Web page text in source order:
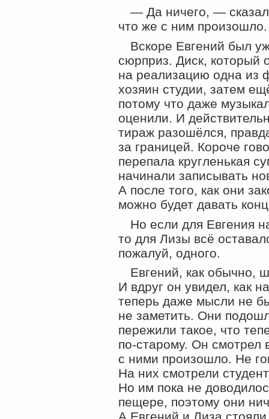
— Да ничего, —
что же с ним произошло.
Вскоре Евгений был
сюрприз. Диск, который
на реализацию одна из
хозяин студии, затем
потому что даже
оценили. И
тираж разошёлся,
за границей. Короче
перепала кругленькая
начинали записывать
А после того, как они
можно будет давать
Но если для Евгения
то для Лизы всё
пожалуй, одного.
Евгений, как обычно,
И вдруг он увидел, как
теперь даже мысли не
не заметить. Они
пережили такое, что
по-старому. Он смотрел
с ними произошло. Не
На них смотрели
Но им пока не
пещере, поэтому они